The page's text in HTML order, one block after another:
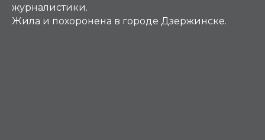
журналистики.
Жила и похоронена в городе Дзержинске.